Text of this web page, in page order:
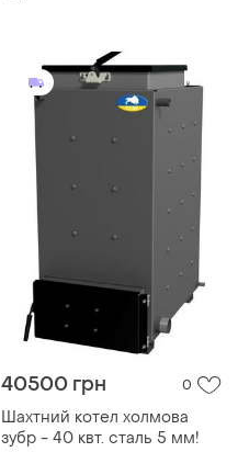
40500 грн 0
Шахтний котел холмова
зубр - 40 квт. сталь 5 мм!